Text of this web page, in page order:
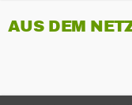
AUS DEM